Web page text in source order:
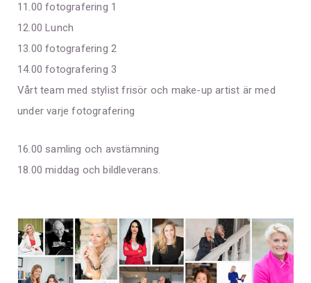
11.00 fotografering 1
12.00 Lunch
13.00 fotografering 2
14.00 fotografering 3
​Vårt team med stylist frisör och make-up artist är med
under varje fotografering
16.00 samling och avstämning
18.00 middag och bildleverans.